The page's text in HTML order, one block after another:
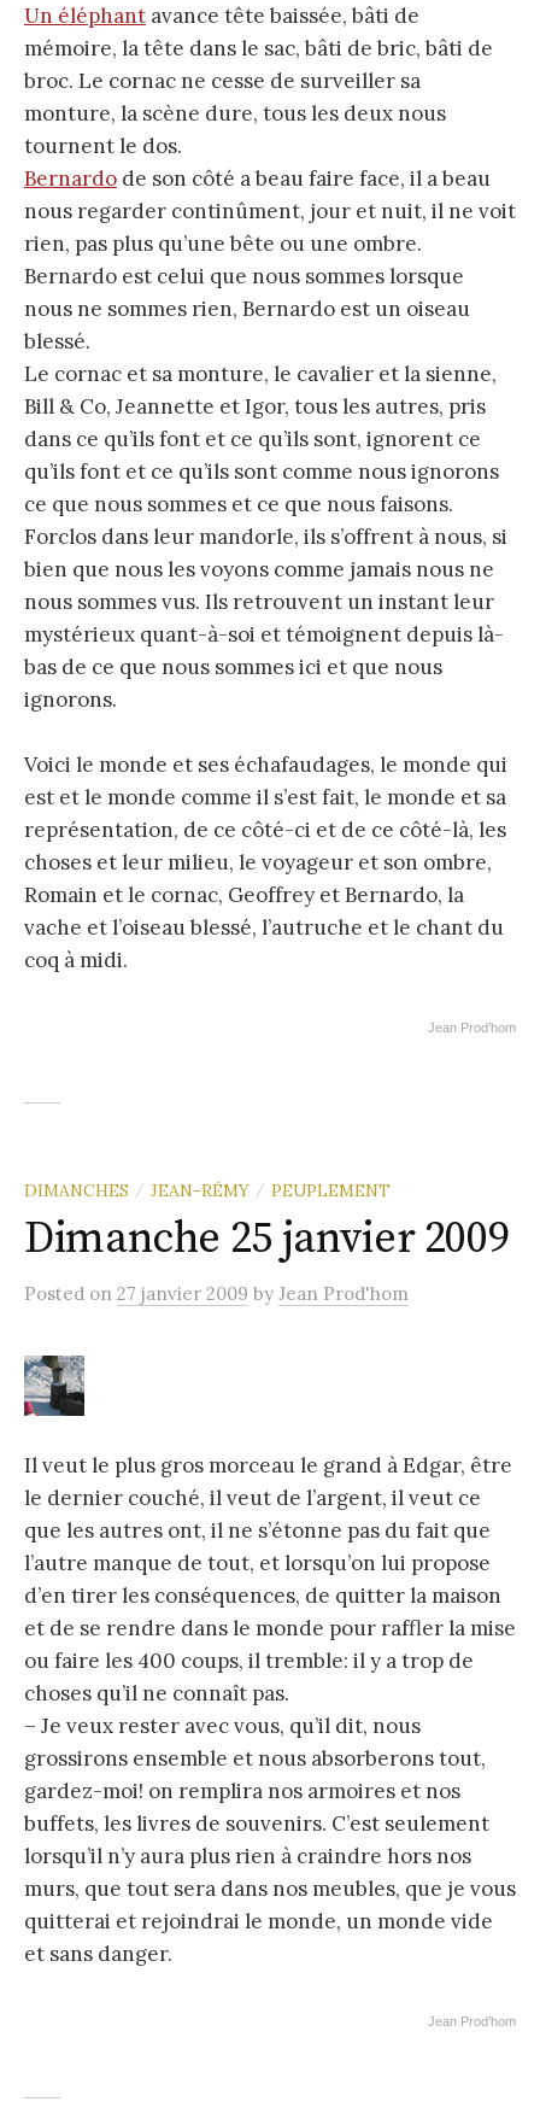
Un éléphant avance tête baissée, bâti de
mémoire, la tête dans le sac, bâti de bric, bâti de
broc. Le cornac ne cesse de surveiller sa
monture, la scène dure, tous les deux nous
tournent le dos.
Bernardo de son côté a beau faire face, il a beau
nous regarder continûment, jour et nuit, il ne voit
rien, pas plus qu’une bête ou une ombre.
Bernardo est celui que nous sommes lorsque
nous ne sommes rien, Bernardo est un oiseau
blessé.
Le cornac et sa monture, le cavalier et la sienne,
Bill & Co, Jeannette et Igor, tous les autres, pris
dans ce qu’ils font et ce qu’ils sont, ignorent ce
qu’ils font et ce qu’ils sont comme nous ignorons
ce que nous sommes et ce que nous faisons.
Forclos dans leur mandorle, ils s’offrent à nous, si
bien que nous les voyons comme jamais nous ne
nous sommes vus. Ils retrouvent un instant leur
mystérieux quant-à-soi et témoignent depuis là-
bas de ce que nous sommes ici et que nous
ignorons.
Voici le monde et ses échafaudages, le monde qui
est et le monde comme il s’est fait, le monde et sa
représentation, de ce côté-ci et de ce côté-là, les
choses et leur milieu, le voyageur et son ombre,
Romain et le cornac, Geoffrey et Bernardo, la
vache et l’oiseau blessé, l’autruche et le chant du
coq à midi.
Jean Prod’hom
DIMANCHES / JEAN-RÉMY / PEUPLEMENT
Dimanche 25 janvier 2009
Posted on 27 janvier 2009 by Jean Prod'hom
Il veut le plus gros morceau le grand à Edgar, être
le dernier couché, il veut de l’argent, il veut ce
que les autres ont, il ne s’étonne pas du fait que
l’autre manque de tout, et lorsqu’on lui propose
d’en tirer les conséquences, de quitter la maison
et de se rendre dans le monde pour raffler la mise
ou faire les 400 coups, il tremble: il y a trop de
choses qu’il ne connaît pas.
– Je veux rester avec vous, qu’il dit, nous
grossirons ensemble et nous absorberons tout,
gardez-moi! on remplira nos armoires et nos
buffets, les livres de souvenirs. C’est seulement
lorsqu’il n’y aura plus rien à craindre hors nos
murs, que tout sera dans nos meubles, que je vous
quitterai et rejoindrai le monde, un monde vide
et sans danger.
Jean Prod’hom